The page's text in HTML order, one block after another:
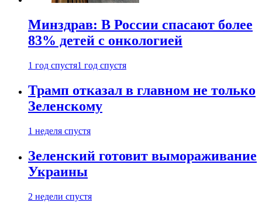
Минздрав: В России спасают более
83% детей с онкологией
1 год спустя1 год спустя
Трамп отказал в главном не только
Зеленскому
1 неделя спустя
Зеленский готовит вымораживание
Украины
2 недели спустя